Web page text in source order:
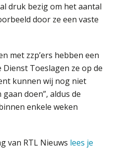
druk bezig om het aantal
door ze een vaste
met zzp’ers hebben een
Toeslagen ze op de
kunnen wij nog niet
doen”, aldus de
enkele weken
van RTL Nieuws lees je